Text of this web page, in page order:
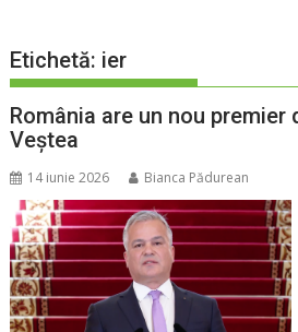
Etichetă: ier
România are un nou premier
Veștea
14 iunie 2026 Bianca Pădurean